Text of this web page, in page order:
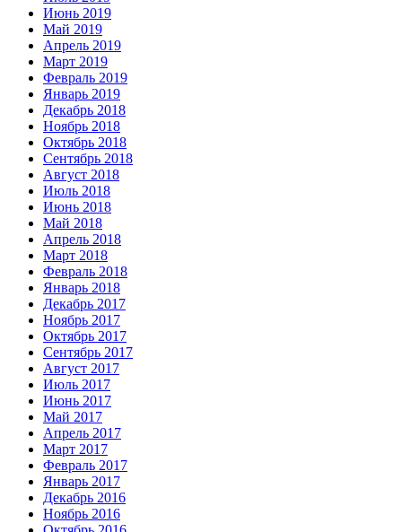
Июнь 2019
Май 2019
Апрель 2019
Март 2019
Февраль 2019
Январь 2019
Декабрь 2018
Ноябрь 2018
Октябрь 2018
Сентябрь 2018
Август 2018
Июль 2018
Июнь 2018
Май 2018
Апрель 2018
Март 2018
Февраль 2018
Январь 2018
Декабрь 2017
Ноябрь 2017
Октябрь 2017
Сентябрь 2017
Август 2017
Июль 2017
Июнь 2017
Май 2017
Апрель 2017
Март 2017
Февраль 2017
Январь 2017
Декабрь 2016
Ноябрь 2016